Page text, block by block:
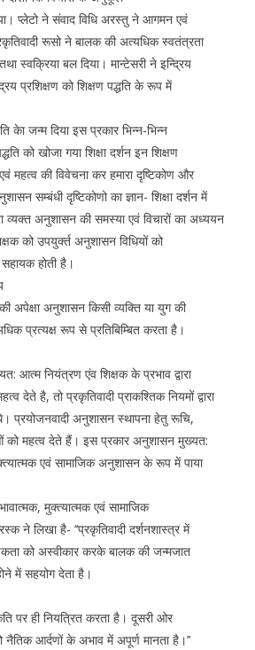
प्लेटो ने संवाद विधि अरस्तु ने आगमन एवं
रूसो ने बालक की अत्यधिक स्वतंत्रता
स्वक्रिया बल दिया। मान्टेसरी ने इन्द्रिय
प्रशिक्षण को शिक्षण पद्धति के रूप में
केा जन्म दिया इस प्रकार भिन्न-भिन्न
पद्धति को खोजा गया शिक्षा दर्शन इन शिक्षण
महत्व की विवेचना कर हमारा दृष्टिकोण और
सम्बंधी दृष्टिकोणो का ज्ञान- शिक्षा दर्शन में
व्यक्त अनुशासन की समस्या एवं विचारों का अध्ययन
को उपयुर्क्त अनुशासन विधियों को
होती है।
अपेक्षा अनुशासन किसी व्यक्ति या युग की
प्रत्यक्ष रूप से प्रतिबिम्बित करता है।
आत्म नियंत्रण एंव शिक्षक के प्रभाव द्वारा
देते है, तो प्रकृतिवादी प्राकश्तिक नियमों द्वारा
प्रयोजनवादी अनुशासन स्थापना हेतु रूचि,
को महत्व देते हैं। इस प्रकार अनुशासन मुख्यत:
एवं सामाजिक अनुशासन के रूप में पाया
मुक्त्यात्मक एवं सामाजिक
ने लिखा है- ‘‘प्रकृतिवादी दर्शनशास्त्र में
को अस्वीकार करके बालक की जन्मजात
में सहयोग देता है।
पर ही नियत्रित करता है। दूसरी ओर
नैतिक आर्दणों के अभाव में अपूर्ण मानता है।’’